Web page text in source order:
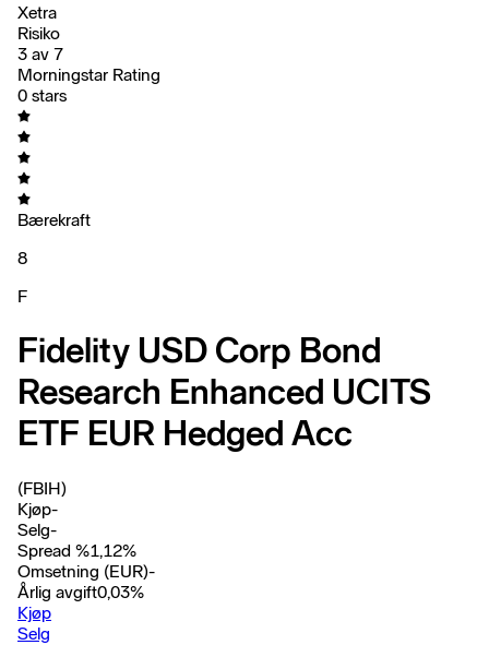
Xetra
Risiko
3 av 7
Morningstar Rating
0 stars
Bærekraft
8
F
Fidelity USD Corp Bond
Research Enhanced UCITS
ETF EUR Hedged Acc
(FBIH)
Kjøp-
Selg-
Spread %1,12%
Omsetning (EUR)-
Årlig avgift0,03%
Kjøp
Selg